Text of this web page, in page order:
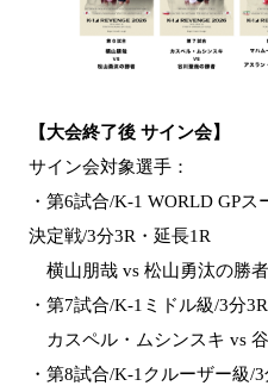
【大会終了後 サイン会】
サイン会対象選手：
・第6試合/K-1 WORLD GP
決定戦/3分3R・延長1R
横山朋哉 vs 松山勇汰の勝者
・第7試合/K-1ミドル級/3分
カスペル・ムシンスキ vs
・第8試合/K-1クルーザー級/